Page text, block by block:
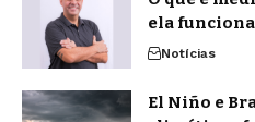
ela
Notícias
El Niño e